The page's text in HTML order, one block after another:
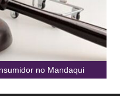
no Mandaqui